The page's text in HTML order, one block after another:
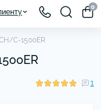
0
C-1500ER
1